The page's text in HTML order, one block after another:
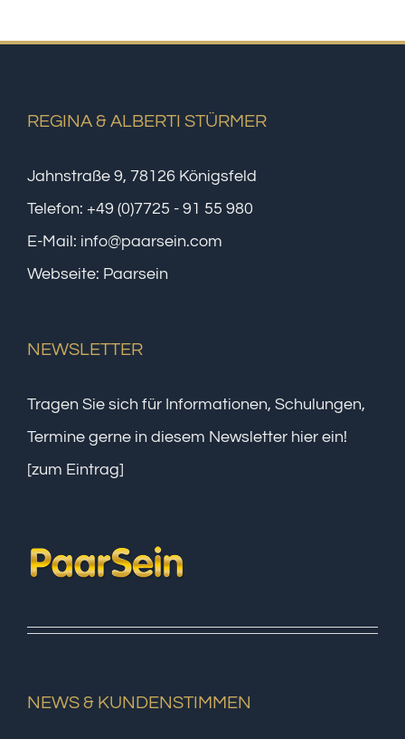
REGINA & ALBERTI STÜRMER
Jahnstraße 9, 78126 Königsfeld
Telefon: +49 (0)7725 - 91 55 980
E-Mail: info@paarsein.com
Webseite: Paarsein
NEWSLETTER
Tragen Sie sich für Informationen, Schulungen,
Termine gerne in diesem Newsletter hier ein!
[zum Eintrag]
NEWS & KUNDENSTIMMEN